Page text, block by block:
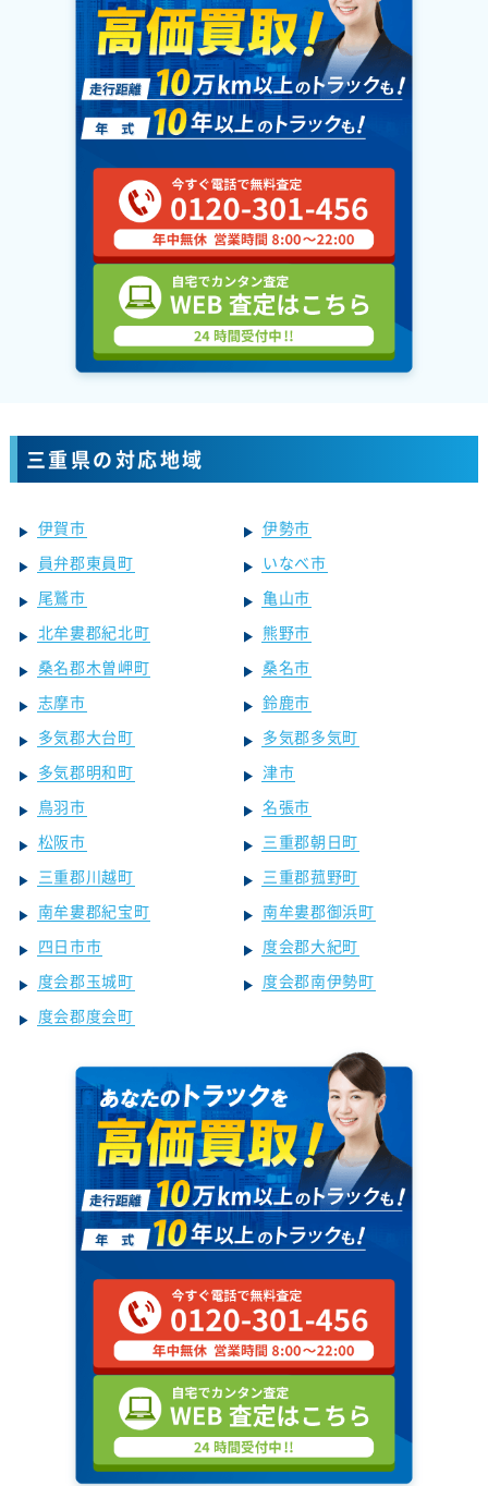
三重県の対応地域
伊賀市
伊勢市
員弁郡東員町
いなべ市
尾鷲市
亀山市
北牟婁郡紀北町
熊野市
桑名郡木曽岬町
桑名市
志摩市
鈴鹿市
多気郡大台町
多気郡多気町
多気郡明和町
津市
鳥羽市
名張市
松阪市
三重郡朝日町
三重郡川越町
三重郡菰野町
南牟婁郡紀宝町
南牟婁郡御浜町
四日市市
度会郡大紀町
度会郡玉城町
度会郡南伊勢町
度会郡度会町